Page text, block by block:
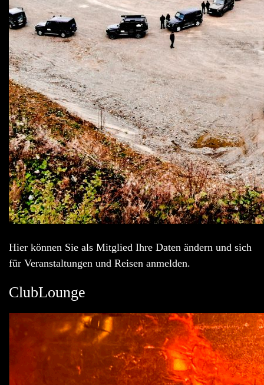
Hier können Sie als Mitglied Ihre Daten ändern und sich
für Veranstaltungen und Reisen anmelden.
ClubLounge